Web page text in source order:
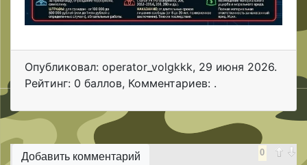
Опубликовал: operator_volgkkk, 29 июня 2026.
Рейтинг: 0 баллов, Комментариев: .
0
Добавить комментарий